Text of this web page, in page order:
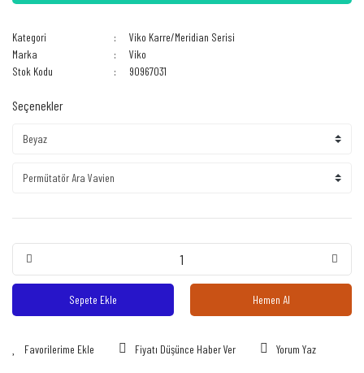
Kategori
Viko Karre/Meridian Serisi
Marka
Viko
Stok Kodu
90967031
Seçenekler
Sepete Ekle Hemen Al
Fiyatı Düşünce Haber Ver Yorum Yaz